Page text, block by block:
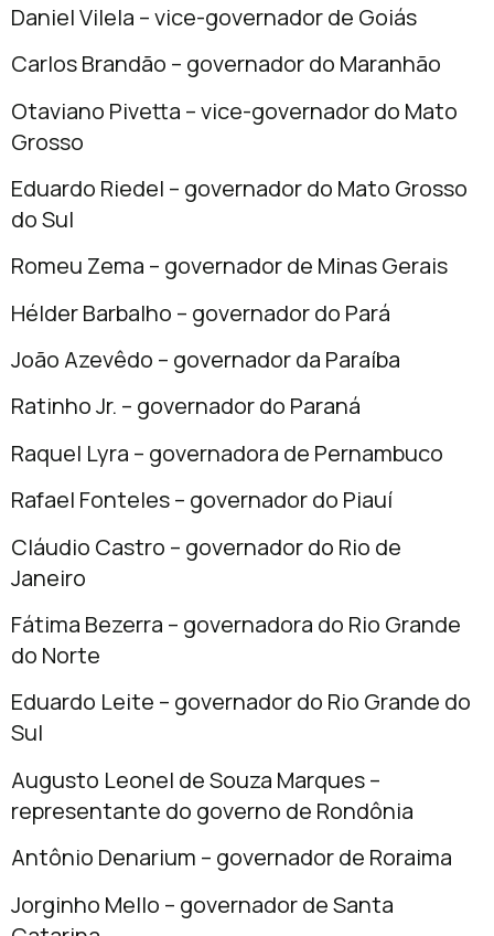
Daniel Vilela – vice-governador de Goiás
Carlos Brandão – governador do Maranhão
Otaviano Pivetta – vice-governador do Mato
Grosso
Eduardo Riedel – governador do Mato Grosso
do Sul
Romeu Zema – governador de Minas Gerais
Hélder Barbalho – governador do Pará
João Azevêdo – governador da Paraíba
Ratinho Jr. – governador do Paraná
Raquel Lyra – governadora de Pernambuco
Rafael Fonteles – governador do Piauí
Cláudio Castro – governador do Rio de
Janeiro
Fátima Bezerra – governadora do Rio Grande
do Norte
Eduardo Leite – governador do Rio Grande do
Sul
Augusto Leonel de Souza Marques –
representante do governo de Rondônia
Antônio Denarium – governador de Roraima
Jorginho Mello – governador de Santa